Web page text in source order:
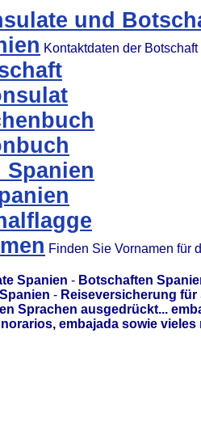
und
Kontaktdaten der
Finden Sie Vornamen für
Spanien - Botschaften
- Reiseversicherung für
Sprachen ausgedrückt...
embajada sowie vieles